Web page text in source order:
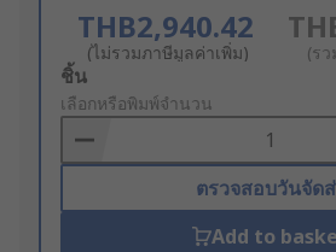
THB2,940.42
(ไม่รวมภาษีมูลค่าเพิ่ม) (ร
Add
to
Basket
ชิ้น
เลือกหรือพิมพ์จำนวน
ตรวจสอบวันจัด
Add to